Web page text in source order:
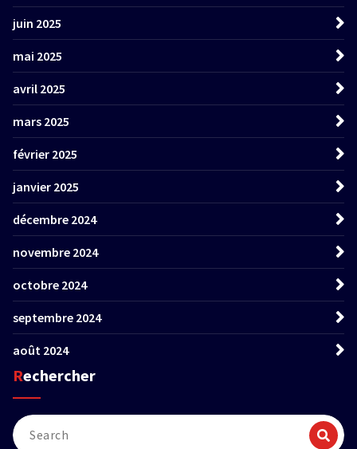
juin 2025
mai 2025
avril 2025
mars 2025
février 2025
janvier 2025
décembre 2024
novembre 2024
octobre 2024
septembre 2024
août 2024
Rechercher